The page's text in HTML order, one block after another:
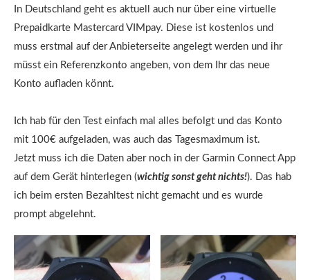
In Deutschland geht es aktuell auch nur über eine virtuelle
Prepaidkarte Mastercard VIMpay. Diese ist kostenlos und
muss erstmal auf der Anbieterseite angelegt werden und ihr
müsst ein Referenzkonto angeben, von dem Ihr das neue
Konto aufladen könnt.
Ich hab für den Test einfach mal alles befolgt und das Konto
mit 100€ aufgeladen, was auch das Tagesmaximum ist.
Jetzt muss ich die Daten aber noch in der Garmin Connect App
auf dem Gerät hinterlegen (wichtig sonst geht nichts!). Das hab
ich beim ersten Bezahltest nicht gemacht und es wurde
prompt abgelehnt.